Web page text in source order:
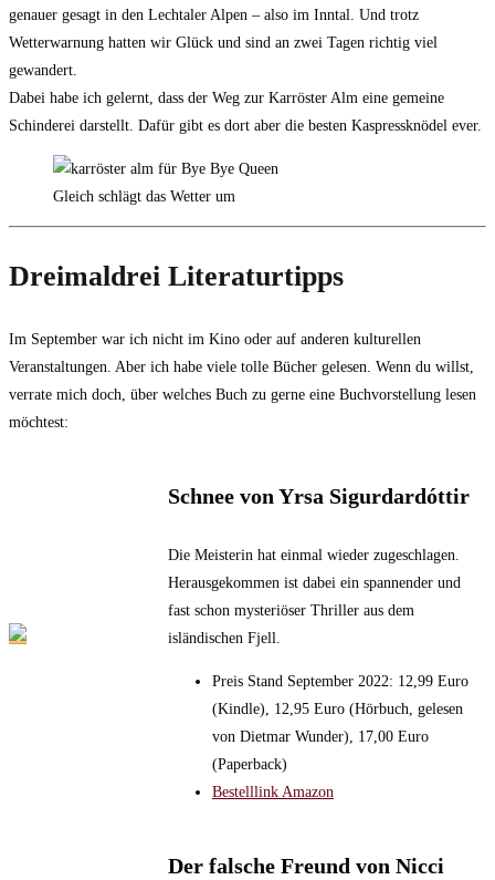
genauer gesagt in den Lechtaler Alpen – also im Inntal. Und trotz
Wetterwarnung hatten wir Glück und sind an zwei Tagen richtig viel
gewandert.
Dabei habe ich gelernt, dass der Weg zur Karröster Alm eine gemeine
Schinderei darstellt. Dafür gibt es dort aber die besten Kaspressknödel ever.
Gleich schlägt das Wetter um
Dreimaldrei Literaturtipps
Im September war ich nicht im Kino oder auf anderen kulturellen
Veranstaltungen. Aber ich habe viele tolle Bücher gelesen. Wenn du willst,
verrate mich doch, über welches Buch zu gerne eine Buchvorstellung lesen
möchtest:
Schnee von Yrsa Sigurdardóttir
Die Meisterin hat einmal wieder zugeschlagen.
Herausgekommen ist dabei ein spannender und
fast schon mysteriöser Thriller aus dem
isländischen Fjell.
Preis Stand September 2022: 12,99 Euro
(Kindle), 12,95 Euro (Hörbuch, gelesen
von Dietmar Wunder), 17,00 Euro
(Paperback)
Bestelllink Amazon
Der falsche Freund von Nicci